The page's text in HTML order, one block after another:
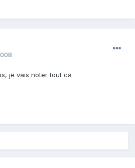
je vais noter tout ca